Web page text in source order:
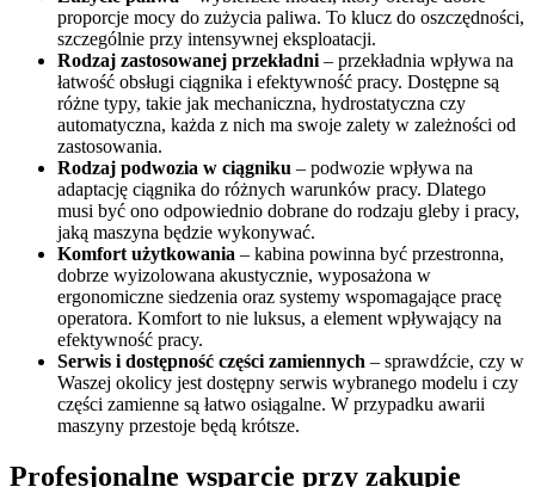
proporcje mocy do zużycia paliwa. To klucz do oszczędności,
szczególnie przy intensywnej eksploatacji.
Rodzaj zastosowanej przekładni – przekładnia wpływa na
łatwość obsługi ciągnika i efektywność pracy. Dostępne są
różne typy, takie jak mechaniczna, hydrostatyczna czy
automatyczna, każda z nich ma swoje zalety w zależności od
zastosowania.
Rodzaj podwozia w ciągniku – podwozie wpływa na
adaptację ciągnika do różnych warunków pracy. Dlatego
musi być ono odpowiednio dobrane do rodzaju gleby i pracy,
jaką maszyna będzie wykonywać.
Komfort użytkowania – kabina powinna być przestronna,
dobrze wyizolowana akustycznie, wyposażona w
ergonomiczne siedzenia oraz systemy wspomagające pracę
operatora. Komfort to nie luksus, a element wpływający na
efektywność pracy.
Serwis i dostępność części zamiennych – sprawdźcie, czy w
Waszej okolicy jest dostępny serwis wybranego modelu i czy
części zamienne są łatwo osiągalne. W przypadku awarii
maszyny przestoje będą krótsze.
Profesjonalne wsparcie przy zakupie